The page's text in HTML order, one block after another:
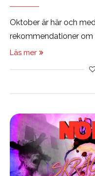
Oktober är här och
rekommendationer om
Läs mer